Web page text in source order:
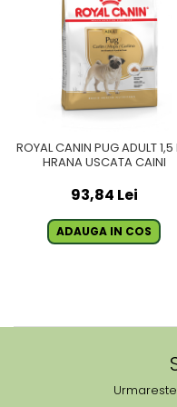
ROYAL CANIN PUG ADULT 1,5
HRANA USCATA CAINI
93,84 Lei
ADAUGA IN COS